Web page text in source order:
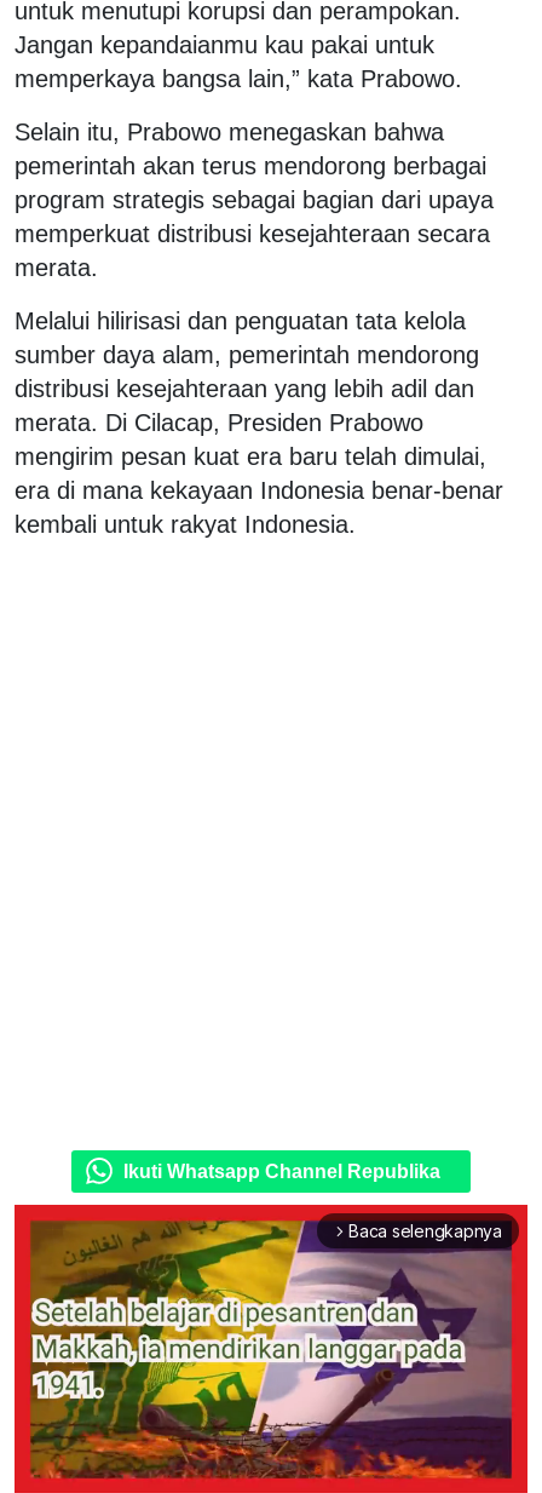
untuk menutupi korupsi dan perampokan.
Jangan kepandaianmu kau pakai untuk
memperkaya bangsa lain,” kata Prabowo.
Selain itu, Prabowo menegaskan bahwa
pemerintah akan terus mendorong berbagai
program strategis sebagai bagian dari upaya
memperkuat distribusi kesejahteraan secara
merata.
Melalui hilirisasi dan penguatan tata kelola
sumber daya alam, pemerintah mendorong
distribusi kesejahteraan yang lebih adil dan
merata. Di Cilacap, Presiden Prabowo
mengirim pesan kuat era baru telah dimulai,
era di mana kekayaan Indonesia benar-benar
kembali untuk rakyat Indonesia.
Ikuti Whatsapp Channel Republika
arrow_forward_ios Baca selengkapnya